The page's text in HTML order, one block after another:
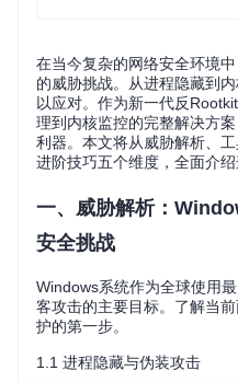
在当今复杂的网络安全环境
的威胁挑战。从进程隐藏到
以应对。作为新一代反
理到内核监控的完整解决方
利器。本文将从威胁解析、
进阶技巧五个维度，全面介
一、威胁解析：
安全挑战
Windows系统作为全球使用
客攻击的主要目标。了解当
护的第一步。
1.1 进程隐藏与伪装攻击